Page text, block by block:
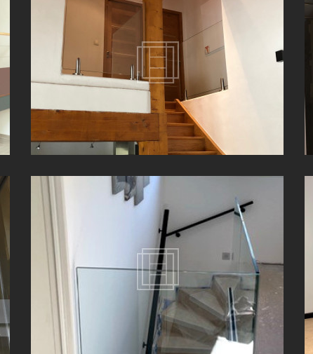
RÉALISATION DE GARDE-CORPS VITRÉ TOUT HAUTEUR
PROCHE DE VILLEFRANCHE-SUR-SAÔNE (69)
GARDE-CORPS EN VERRE PROCHE DE LYON (69)